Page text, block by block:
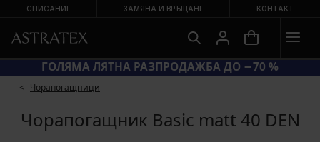
СПИСАНИЕ ЗАМЯНА И ВРЪЩАНЕ КОНТАКТ
КОД BRA20 = СУТИЕНИ −20 %
Чорапогащници
Чорапогащник Basic matt 40 DEN